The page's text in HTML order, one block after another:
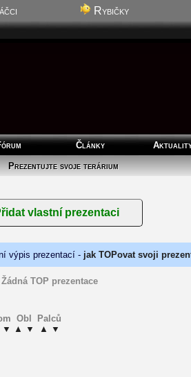
Rybičky
Články
Prezentujte svoje terárium
výpis prezentací - jak TOPovat svoji
Žádná TOP prezentace
▼
Obl
▲ ▼
Palců
▲ ▼